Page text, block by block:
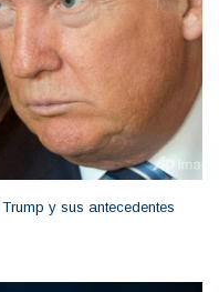
y sus antecedentes